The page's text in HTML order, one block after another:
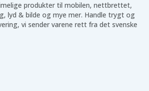
produkter til mobilen, nettbrettet,
lyd & bilde og mye mer. Handle trygt og
vi sender varene rett fra det svenske